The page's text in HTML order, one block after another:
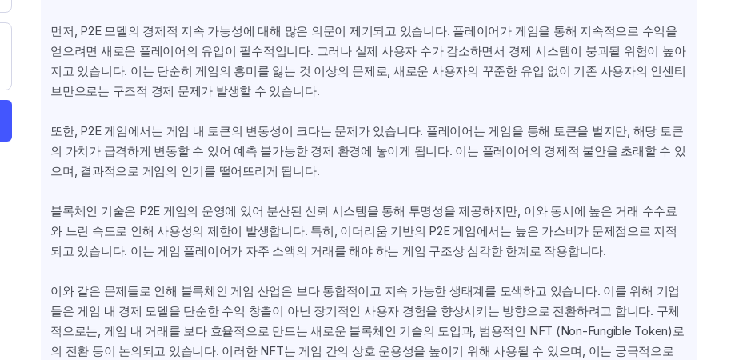
먼저, P2E 모델의 경제적 지속 가능성에 대해 많은 의문이 제기되고 있습니다. 플레이어가 게임을 통해 지속적으로 수익을
얻으려면 새로운 플레이어의 유입이 필수적입니다. 그러나 실제 사용자 수가 감소하면서 경제 시스템이 붕괴될 위험이 높아
지고 있습니다. 이는 단순히 게임의 흥미를 잃는 것 이상의 문제로, 새로운 사용자의 꾸준한 유입 없이 기존 사용자의 인센티
브만으로는 구조적 경제 문제가 발생할 수 있습니다.
또한, P2E 게임에서는 게임 내 토큰의 변동성이 크다는 문제가 있습니다. 플레이어는 게임을 통해 토큰을 벌지만, 해당 토큰
의 가치가 급격하게 변동할 수 있어 예측 불가능한 경제 환경에 놓이게 됩니다. 이는 플레이어의 경제적 불안을 초래할 수 있
으며, 결과적으로 게임의 인기를 떨어뜨리게 됩니다.
블록체인 기술은 P2E 게임의 운영에 있어 분산된 신뢰 시스템을 통해 투명성을 제공하지만, 이와 동시에 높은 거래 수수료
와 느린 속도로 인해 사용성의 제한이 발생합니다. 특히, 이더리움 기반의 P2E 게임에서는 높은 가스비가 문제점으로 지적
되고 있습니다. 이는 게임 플레이어가 자주 소액의 거래를 해야 하는 게임 구조상 심각한 한계로 작용합니다.
이와 같은 문제들로 인해 블록체인 게임 산업은 보다 통합적이고 지속 가능한 생태계를 모색하고 있습니다. 이를 위해 기업
들은 게임 내 경제 모델을 단순한 수익 창출이 아닌 장기적인 사용자 경험을 향상시키는 방향으로 전환하려고 합니다. 구체
적으로는, 게임 내 거래를 보다 효율적으로 만드는 새로운 블록체인 기술의 도입과, 범용적인 NFT (Non-Fungible Token)로
의 전환 등이 논의되고 있습니다. 이러한 NFT는 게임 간의 상호 운용성을 높이기 위해 사용될 수 있으며, 이는 궁극적으로